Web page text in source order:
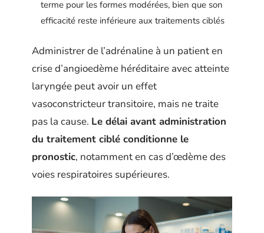
terme pour les formes modérées, bien que son
efficacité reste inférieure aux traitements ciblés
Administrer de l’adrénaline à un patient en
crise d’angioedème héréditaire avec atteinte
laryngée peut avoir un effet
vasoconstricteur transitoire, mais ne traite
pas la cause. Le délai avant administration
du traitement ciblé conditionne le
pronostic, notamment en cas d’œdème des
voies respiratoires supérieures.